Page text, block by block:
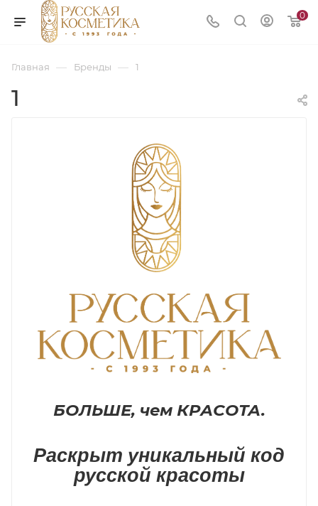
0
Главная — Бренды — 1
1
БОЛЬШЕ, чем КРАСОТА.
Раскрыт уникальный код
русской красоты